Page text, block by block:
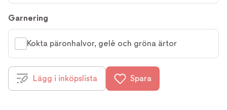
Garnering
Kokta päronhalvor, gelé och gröna ärtor
Lägg i inköpslista Spara